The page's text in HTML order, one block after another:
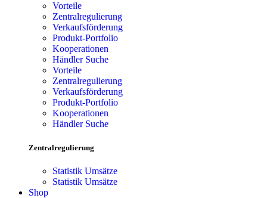
Vorteile
Zentralregulierung
Verkaufsförderung
Produkt-Portfolio
Kooperationen
Händler Suche
Vorteile
Zentralregulierung
Verkaufsförderung
Produkt-Portfolio
Kooperationen
Händler Suche
Zentralregulierung
Statistik Umsätze
Statistik Umsätze
Shop